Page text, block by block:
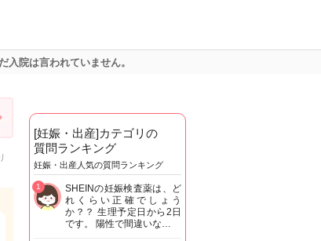
院は言われていません。
[妊娠・出産]カテゴリの
質問ランキング
妊娠・出産人気の質問ランキング
SHEINの妊娠検査薬は、ど
れくらい正確でしょう
か？？ 生理予定日から2日
です。 陽性で間違いな…
1